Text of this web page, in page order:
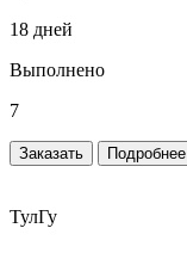
18 дней
Выполнено
7
Заказать Подробнее
ТулГу